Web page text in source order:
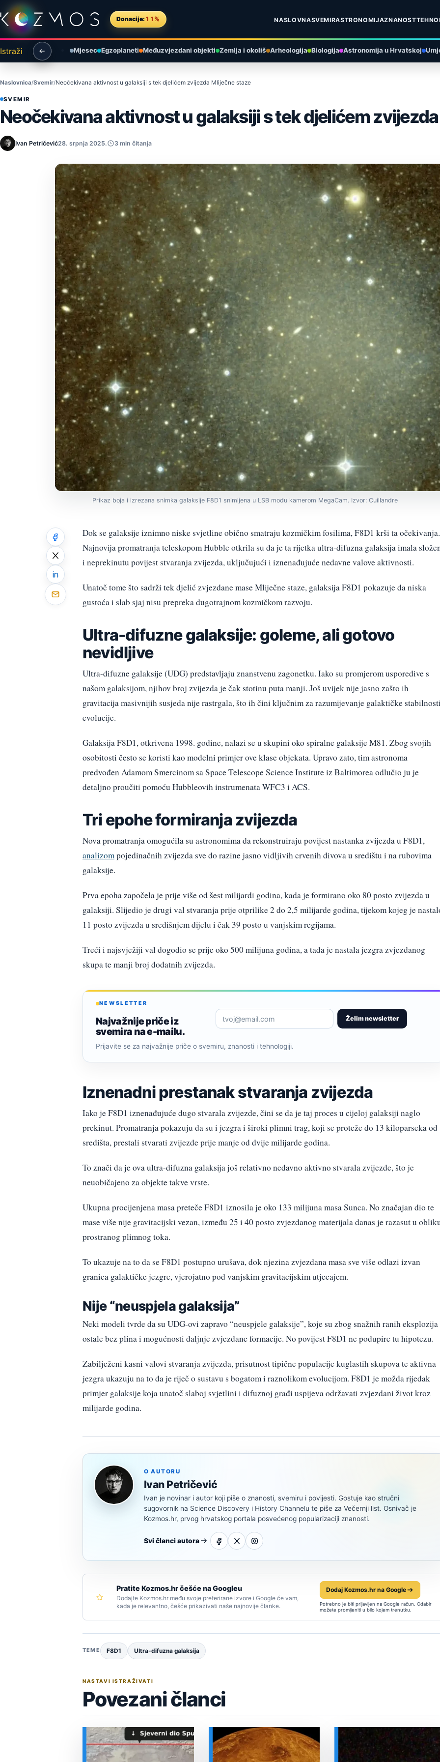
Preskoči na sadržaj
Donacije: 11% NASLOVNASVEMIRASTRONOMIJAZNANOST
Istraži Mjesec Egzoplaneti Međuzvjezdani objekti Zemlja i okoliš Arheologija Biologija Astronomija u Hrvatskoj
Naslovnica Svemir Neočekivana aktivnost u galaksiji s tek djelićem zvijezda Mliječne staze
SVEMIR
Neočekivana aktivnost u galaksiji s tek djelićem
Ivan Petričević28. srpnja 2025. 3 min čitanja
Prikaz boja i izrezana snimka galaksije F8D1 snimljena u LSB modu kamerom MegaCam. Izvor: Cuillandre
Dok se galaksije iznimno niske svjetline obično smatraju kozmičkim fosilima, F8D1 krši ta očekivanja.
Najnovija promatranja teleskopom Hubble otkrila su da je ta rijetka ultra-difuzna galaksija imala
i neprekinutu povijest stvaranja zvijezda, uključujući i iznenađujuće nedavne valove aktivnosti.
Unatoč tome što sadrži tek djelić zvjezdane mase Mliječne staze, galaksija F8D1 pokazuje da niska
gustoća i slab sjaj nisu prepreka dugotrajnom kozmičkom razvoju.
Ultra-difuzne galaksije: goleme, ali gotovo
nevidljive
Ultra-difuzne galaksije (UDG) predstavljaju znanstvenu zagonetku. Iako su promjerom usporedive s
našom galaksijom, njihov broj zvijezda je čak stotinu puta manji. Još uvijek nije jasno zašto ih
gravitacija masivnijih susjeda nije rastrgala, što ih čini ključnim za razumijevanje galaktičke
evolucije.
Galaksija F8D1, otkrivena 1998. godine, nalazi se u skupini oko spiralne galaksije M81. Zbog svojih
osobitosti često se koristi kao modelni primjer ove klase objekata. Upravo zato, tim astronoma
predvođen Adamom Smercinom sa Space Telescope Science Institute iz Baltimorea odlučio ju je
detaljno proučiti pomoću Hubbleovih instrumenata WFC3 i ACS.
Tri epohe formiranja zvijezda
Nova promatranja omogućila su astronomima da rekonstruiraju povijest nastanka zvijezda u F8D1,
analizompojedinačnih zvijezda sve do razine jasno vidljivih crvenih divova u središtu i na rubovima
galaksije.
Prva epoha započela je prije više od šest milijardi godina, kada je formirano oko 80 posto zvijezda u
galaksiji. Slijedio je drugi val stvaranja prije otprilike 2 do 2,5 milijarde godina, tijekom kojeg je
11 posto zvijezda u središnjem dijelu i čak 39 posto u vanjskim regijama.
Treći i najsvježiji val dogodio se prije oko 500 milijuna godina, a tada je nastala jezgra zvjezdanog
skupa te manji broj dodatnih zvijezda.
NEWSLETTER
Najvažnije priče iz
svemira na e-mailu.
Želim newsletter
Prijavite se za najvažnije priče o svemiru, znanosti i tehnologiji.
Iznenadni prestanak stvaranja zvijezda
Iako je F8D1 iznenađujuće dugo stvarala zvijezde, čini se da je taj proces u cijeloj galaksiji naglo
prekinut. Promatranja pokazuju da su i jezgra i široki plimni trag, koji se proteže do 13 kiloparseka od
središta, prestali stvarati zvijezde prije manje od dvije milijarde godina.
To znači da je ova ultra-difuzna galaksija još relativno nedavno aktivno stvarala zvijezde, što je
neuobičajeno za objekte takve vrste.
Ukupna procijenjena masa preteče F8D1 iznosila je oko 133 milijuna masa Sunca. No značajan dio te
mase više nije gravitacijski vezan, između 25 i 40 posto zvjezdanog materijala danas je razasut u
prostranog plimnog toka.
To ukazuje na to da se F8D1 postupno urušava, dok njezina zvjezdana masa sve više odlazi izvan
granica galaktičke jezgre, vjerojatno pod vanjskim gravitacijskim utjecajem.
Nije “neuspjela galaksija”
Neki modeli tvrde da su UDG-ovi zapravo “neuspjele galaksije”, koje su zbog snažnih ranih eksplozija
ostale bez plina i mogućnosti daljnje zvjezdane formacije. No povijest F8D1 ne podupire tu hipotezu.
Zabilježeni kasni valovi stvaranja zvijezda, prisutnost tipične populacije kuglastih skupova te aktivna
jezgra ukazuju na to da je riječ o sustavu s bogatom i raznolikom evolucijom. F8D1 je možda rijedak
primjer galaksije koja unatoč slaboj svjetlini i difuznoj građi uspijeva održavati zvjezdani život kroz
milijarde godina.
O AUTORU
Ivan Petričević
Ivan je novinar i autor koji piše o znanosti, svemiru i povijesti. Gostuje kao stručni
sugovornik na Science Discovery i History Channelu te piše za Večernji list. Osnivač je
Kozmos.hr, prvog hrvatskog portala posvećenog popularizaciji znanosti.
Svi članci autora
Pratite Kozmos.hr češće na Googleu
Dodajte Kozmos.hr među svoje preferirane izvore i Google će vam,
kada je relevantno, češće prikazivati naše najnovije članke.
Dodaj Kozmos.hr na Google
Potrebno je biti prijavljen na Google račun. Odabir
možete promijeniti u bilo kojem trenutku.
TEME F8D1 Ultra-difuzna galaksija
NASTAVI ISTRAŽIVATI
Povezani članci